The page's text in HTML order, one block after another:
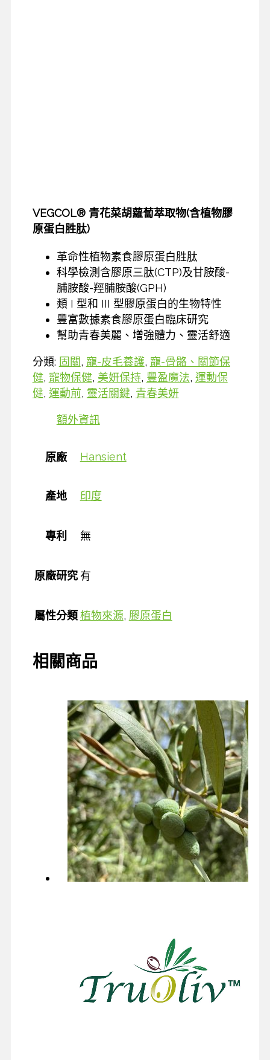
VEGCOL® 青花菜胡蘿蔔萃取物(含植物膠
原蛋白胜肽)
革命性植物素食膠原蛋白胜肽
科學檢測含膠原三肽(CTP)及甘胺酸-
脯胺酸-羥脯胺酸(GPH)
類 I 型和 III 型膠原蛋白的生物特性
豐富數據素食膠原蛋白臨床研究
幫助青春美麗、增強體力、靈活舒適
分類: 固關, 寵-皮毛養護, 寵-骨骼、關節保
健, 寵物保健, 美妍保持, 豐盈魔法, 運動保
健, 運動前, 靈活關鍵, 青春美妍
額外資訊
原廠 Hansient
產地 印度
專利 無
原廠研究 有
屬性分類 植物來源, 膠原蛋白
相關商品